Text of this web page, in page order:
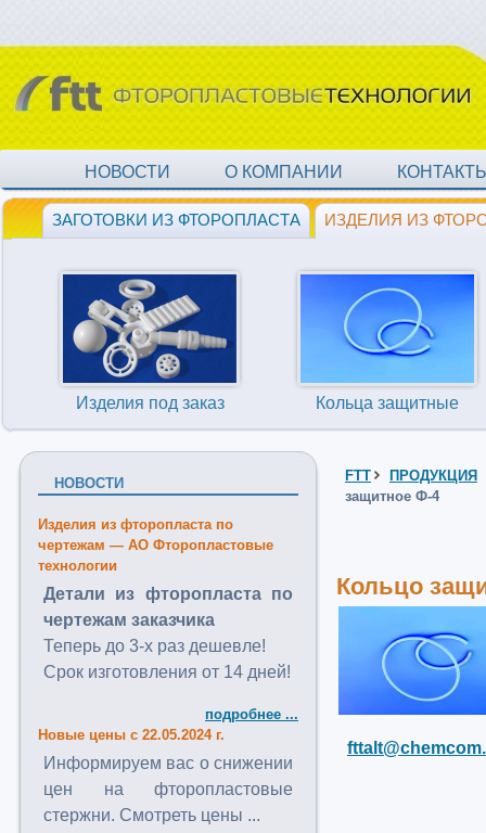
НОВОСТИ О КОМПАНИИ
ЗАГОТОВКИ ИЗ ФТОРОПЛАСТА ИЗДЕЛИЯ ИЗ
Изделия под заказ Кольца защитные
НОВОСТИ
Изделия из фторопласта по
чертежам — АО Фторопластовые
технологии
Детали из фторопласта по
чертежам заказчика
Теперь до 3-х раз дешевле!
Срок изготовления от 14 дней!
подробнее ...
Новые цены с 22.05.2024 г.
Информируем вас о снижении
цен на фторопластовые
стержни. Смотреть цены ...
FTT
ПРОДУКЦИЯ
защитное Ф-4
Кольцо